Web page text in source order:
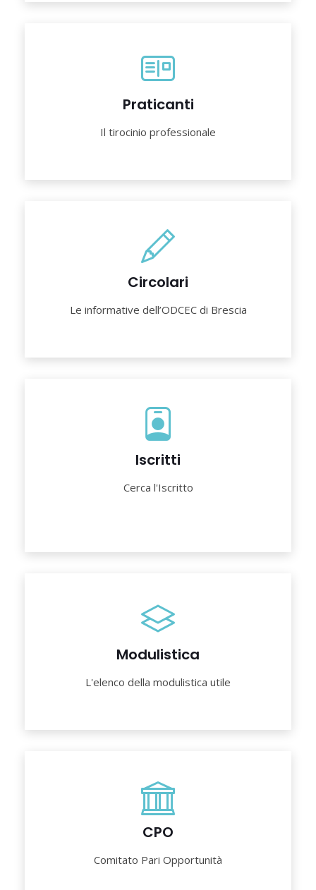
Praticanti
Il tirocinio professionale
Circolari
Le informative dell’ODCEC di Brescia
Iscritti
Cerca l'Iscritto
Modulistica
L'elenco della modulistica utile
CPO
Comitato Pari Opportunità